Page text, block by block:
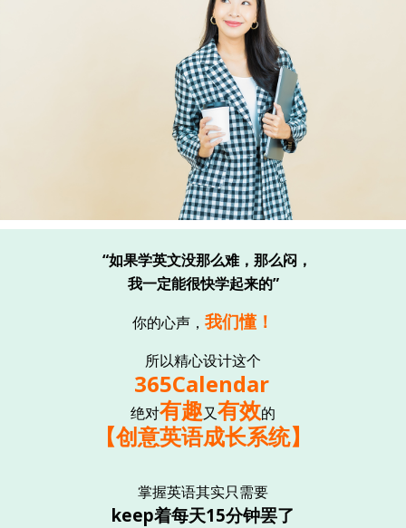
“如果学英文没那么难，那么闷，
我一定能很快学起来的”
你的心声， 我们懂！
所以精心设计这个
365Calendar
绝对有趣又有效的
【创意英语成长系统】
掌握英语其实只需要
keep着每天15分钟罢了